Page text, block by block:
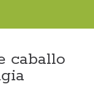
caballo